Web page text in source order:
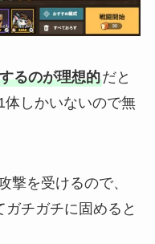
るのが理想的だと
しかいないので無
撃を受けるので、
ガチガチに固めると